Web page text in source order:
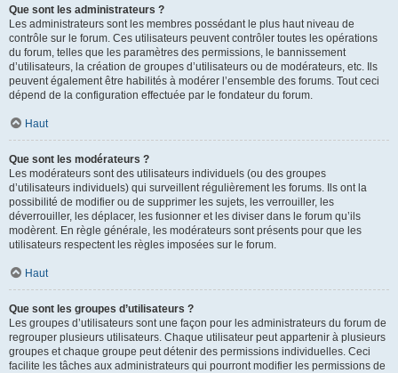
Que sont les administrateurs ?
Les administrateurs sont les membres possédant le plus haut niveau de
contrôle sur le forum. Ces utilisateurs peuvent contrôler toutes les opérations
du forum, telles que les paramètres des permissions, le bannissement
d’utilisateurs, la création de groupes d’utilisateurs ou de modérateurs, etc. Ils
peuvent également être habilités à modérer l’ensemble des forums. Tout ceci
dépend de la configuration effectuée par le fondateur du forum.
Haut
Que sont les modérateurs ?
Les modérateurs sont des utilisateurs individuels (ou des groupes
d’utilisateurs individuels) qui surveillent régulièrement les forums. Ils ont la
possibilité de modifier ou de supprimer les sujets, les verrouiller, les
déverrouiller, les déplacer, les fusionner et les diviser dans le forum qu’ils
modèrent. En règle générale, les modérateurs sont présents pour que les
utilisateurs respectent les règles imposées sur le forum.
Haut
Que sont les groupes d’utilisateurs ?
Les groupes d’utilisateurs sont une façon pour les administrateurs du forum de
regrouper plusieurs utilisateurs. Chaque utilisateur peut appartenir à plusieurs
groupes et chaque groupe peut détenir des permissions individuelles. Ceci
facilite les tâches aux administrateurs qui pourront modifier les permissions de